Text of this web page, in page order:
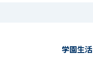
学園生活